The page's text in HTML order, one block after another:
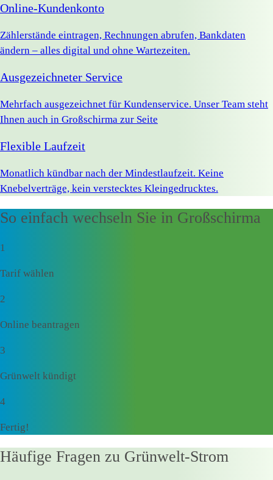
Online-Kundenkonto
Zählerstände eintragen, Rechnungen abrufen, Bankdaten
ändern – alles digital und ohne Wartezeiten.
Ausgezeichneter Service
Mehrfach ausgezeichnet für Kundenservice. Unser Team steht
Ihnen auch in Großschirma zur Seite
Flexible Laufzeit
Monatlich kündbar nach der Mindestlaufzeit. Keine
Knebelverträge, kein verstecktes Kleingedrucktes.
So einfach wechseln Sie in Großschirma
1
Tarif wählen
2
Online beantragen
3
Grünwelt kündigt
4
Fertig!
Häufige Fragen zu Grünwelt-Strom